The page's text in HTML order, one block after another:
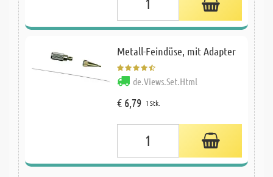
Metall-Feindüse, mit Adapter
de.Views.Set.Html
€ 6,79 1 Stk.